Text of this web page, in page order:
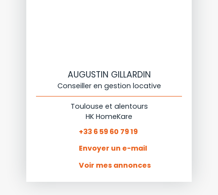
AUGUSTIN GILLARDIN
Conseiller en gestion locative
Toulouse et alentours
HK HomeKare
+33 6 59 60 79 19
Envoyer un e-mail
Voir mes annonces